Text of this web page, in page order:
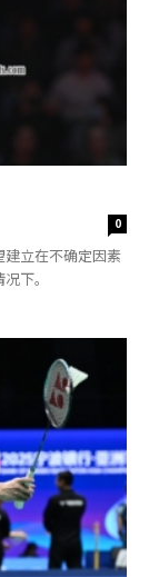
0
立在不确定因素
下。